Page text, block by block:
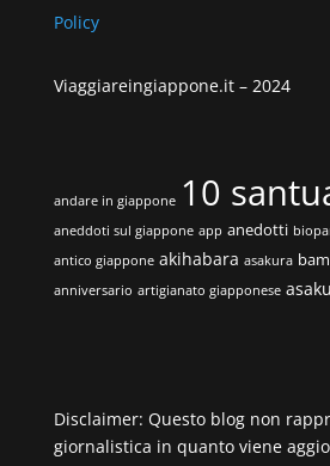
Policy
Viaggiareingiappone.it – 2024
andare in giappone 10
aneddoti sul giappone app anedotti
antico giappone akihabara asakura
anniversario artigianato giapponese
Disclaimer: Questo blog non
giornalistica in quanto viene